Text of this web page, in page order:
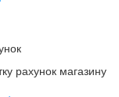
рахунок магазину